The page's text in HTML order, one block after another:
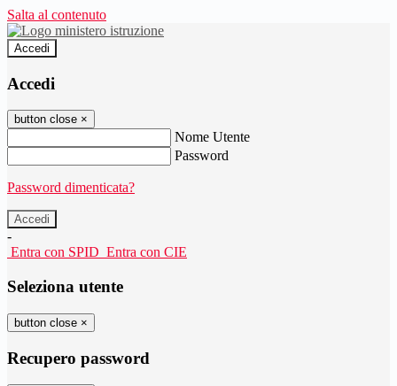
Salta al contenuto
Accedi
Accedi
button close ×
Nome Utente
Password
Password dimenticata?
-
Entra con SPID Entra con CIE
Seleziona utente
button close ×
Recupero password